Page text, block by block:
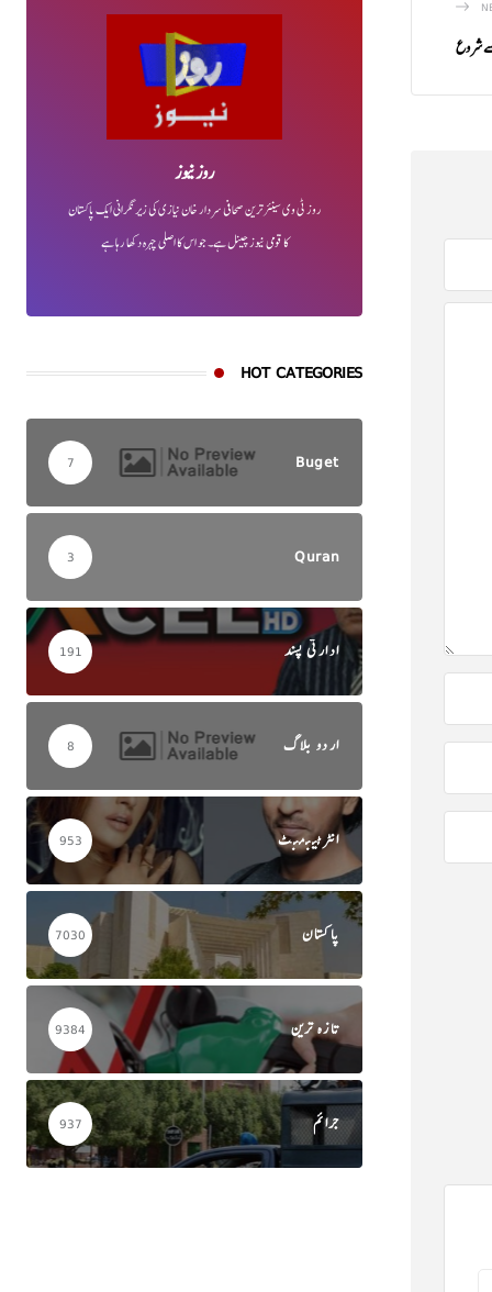
سے شروع
روز نیوز
روز ٹی وی سینئر ترین صحافی سردار خان نیازی کی زیر نگرانی ایک پاکستان
کا قومی نیوز چینل ہے۔ جو اس کا اصلی چہرہ دکھا رہا ہے
HOT CATEGORIES
Buget
7
Quran
3
ادارتی پسند 191
اردو بلاگ 8
انٹرٹینمنٹ 953
پاکستان 7030
تازہ ترین 9384
جرائم 937